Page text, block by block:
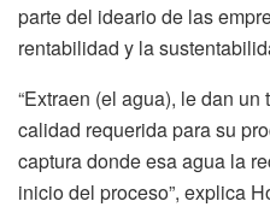
parte del ideario de las
rentabilidad y la
“Extraen (el agua), le dan
calidad requerida para su
captura donde esa agua la
inicio del proceso”, explica